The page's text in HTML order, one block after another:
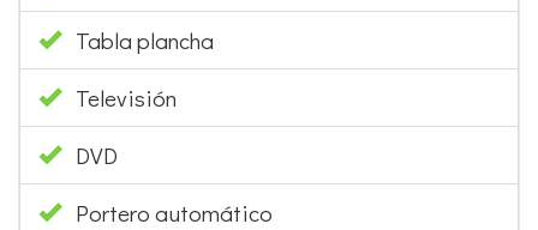
Tabla plancha
Televisión
DVD
Portero automático